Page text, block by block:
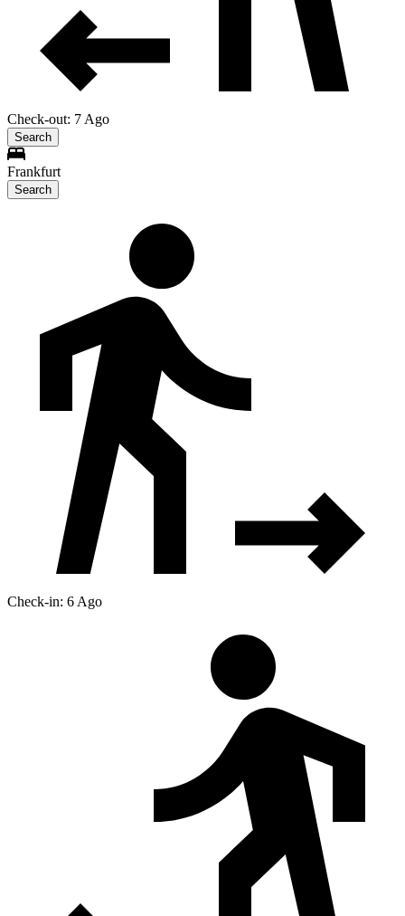
Check-out: 7 Ago
Search
Frankfurt
Search
Check-in: 6 Ago